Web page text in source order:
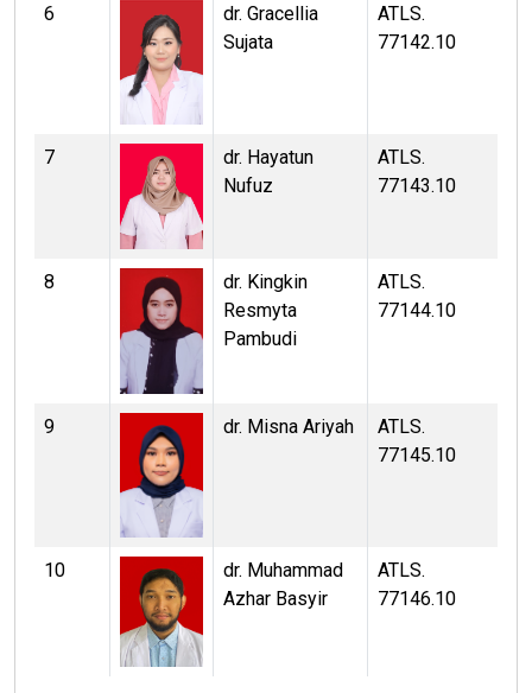
6
dr. Gracellia
Sujata
ATLS.
77142.10
7
dr. Hayatun
Nufuz
ATLS.
77143.10
8
dr. Kingkin
Resmyta
Pambudi
ATLS.
77144.10
9 dr. Misna Ariyah
ATLS.
77145.10
10
dr. Muhammad
Azhar Basyir
ATLS.
77146.10